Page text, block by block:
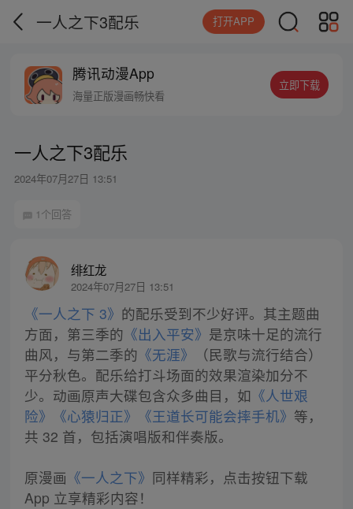
一人之下3配乐 打开APP
腾讯动漫App
海量正版漫画畅快看
立即下载
一人之下3配乐
2024年07月27日 13:51
1个回答
绯红龙
2024年07月27日 13:51
《一人之下 3》 的配乐受到不少好评。其主题曲
方面，第三季的 《出入平安》 是京味十足的流行
曲风，与第二季的 《无涯》
（民歌与流行结合）
平分秋色。配乐给打斗场面的效果渲染加分不
少。动画原声大碟包含众多曲目，如 《人世艰
险》
《心猿归正》 《王道长可能会摔手机》 等，
共 32 首，包括演唱版和伴奏版。
原漫画 《一人之下》 同样精彩，点击按钮下载
App 立享精彩内容！